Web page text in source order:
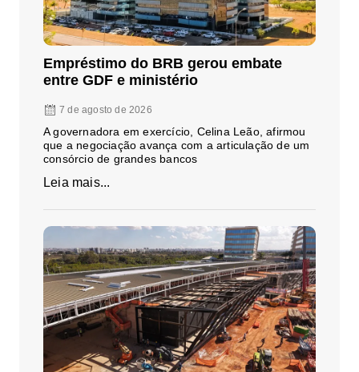
Empréstimo do BRB gerou embate
entre GDF e ministério
7 de agosto de 2026
A governadora em exercício, Celina Leão, afirmou
que a negociação avança com a articulação de um
consórcio de grandes bancos
Leia mais...